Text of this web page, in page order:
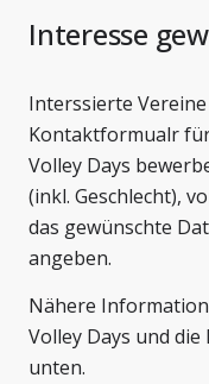
Interesse
Interssierte
Kontaktformualr
Volley Days
(inkl. Geschlecht),
das gewünschte
angeben.
Nähere
Volley Days und
unten.